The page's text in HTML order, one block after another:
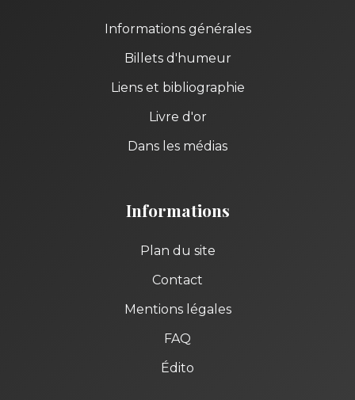
Informations générales
Billets d'humeur
Liens et bibliographie
Livre d'or
Dans les médias
Informations
Plan du site
Contact
Mentions légales
FAQ
Édito